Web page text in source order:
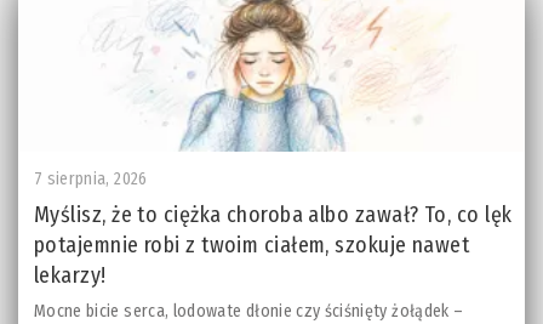
7 sierpnia, 2026
Myślisz, że to ciężka choroba albo zawał? To, co lęk
potajemnie robi z twoim ciałem, szokuje nawet
lekarzy!
Mocne bicie serca, lodowate dłonie czy ściśnięty żołądek –